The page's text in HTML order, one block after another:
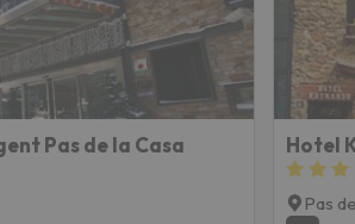
Pas de la Casa Hotel
Pas